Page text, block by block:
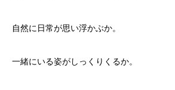
自然に日常が思い浮かぶか。
一緒にいる姿がしっくりくるか。